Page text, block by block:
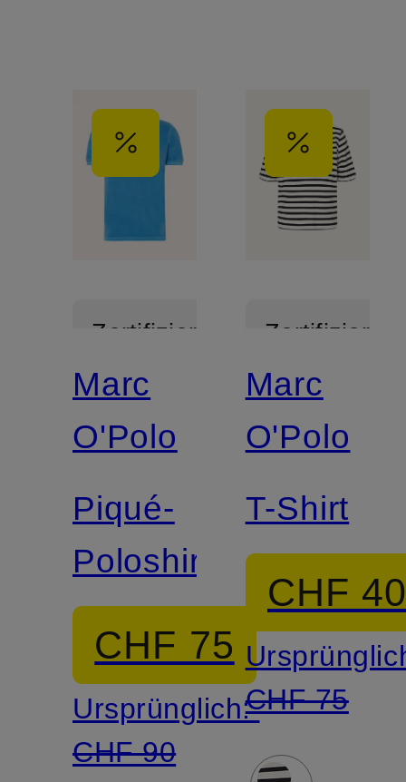
Zertifiziert
Marc
O'Polo
Piqué-
Poloshirt
CHF 75
Ursprünglich:
CHF 90
Zertifiziert
Marc
O'Polo
T-Shirt
CHF
CHF 75